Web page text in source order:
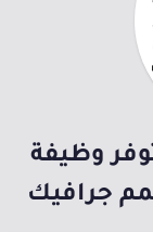
وظيفة
جرافيك